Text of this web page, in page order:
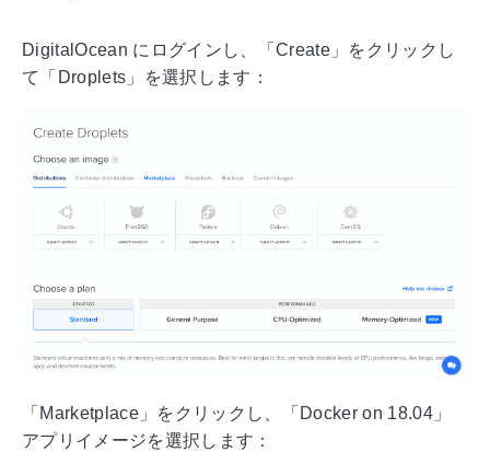
DigitalOcean にログインし、「Create」をクリックし
て「Droplets」を選択します：
「Marketplace」をクリックし、「Docker on 18.04」
アプリイメージを選択します：